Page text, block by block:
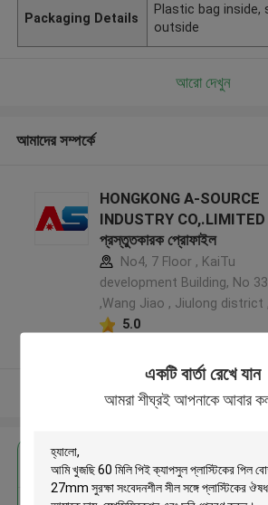
একটি বার্তা রেখে যান
আমরা শীঘ্রই আপনাকে আবার
Packaging Details
Plastic bag
outside
আরো দেখুন
আমাদের সম্পর্কে
HONGKONG A-SOURCE
INDUSTRY CO,.LIMITED
প্রস্তুতকারক প্রোফাইল
No4, 7 Floor , KaiTu
development Building, No 33
,Wang Jiao , Jiulong district
5.0
আরো দেখুন
এর সেরা মূল্য পান